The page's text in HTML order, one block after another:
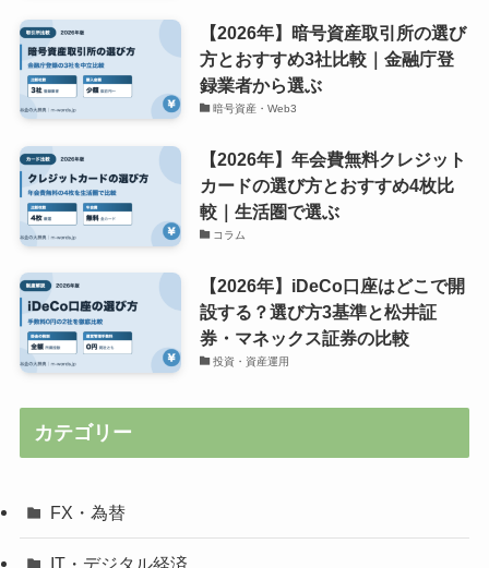
【2026年】暗号資産取引所の選び
方とおすすめ3社比較｜金融庁登
録業者から選ぶ
暗号資産・Web3
【2026年】年会費無料クレジット
カードの選び方とおすすめ4枚比
較｜生活圏で選ぶ
コラム
【2026年】iDeCo口座はどこで開
設する？選び方3基準と松井証
券・マネックス証券の比較
投資・資産運用
カテゴリー
FX・為替